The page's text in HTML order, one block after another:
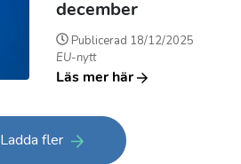
december
Publicerad 18/12/2025
EU-nytt
Läs mer här
Ladda fler